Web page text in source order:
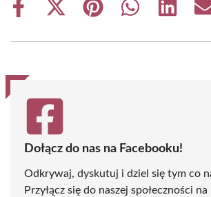
Share
Share
(Twitter)
Share
Share
Share
Dołącz do nas na Facebooku!
Odkrywaj, dyskutuj i dziel się tym co
Przyłącz się do naszej społeczności